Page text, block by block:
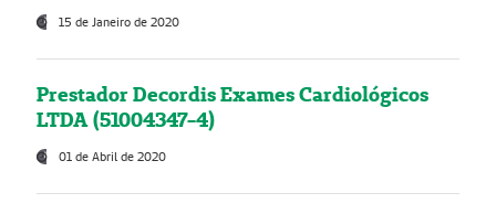
15 de Janeiro de 2020
Prestador Decordis Exames Cardiológicos
LTDA (51004347-4)
01 de Abril de 2020